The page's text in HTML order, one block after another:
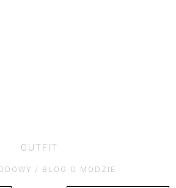
OUTFIT
BLOG O MODZIE